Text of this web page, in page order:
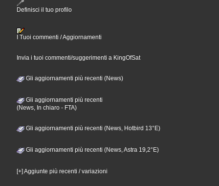
Definisci il tuo profilo
I Tuoi commenti / Aggiornamenti
Invia i tuoi commenti/suggerimenti a KingOfSat
Gli aggiornamenti più recenti (News)
Gli aggiornamenti più recenti
(News, In chiaro - FTA)
Gli aggiornamenti più recenti (News, Hotbird 13°E)
Gli aggiornamenti più recenti (News, Astra 19,2°E)
[+] Aggiunte più recenti / variazioni